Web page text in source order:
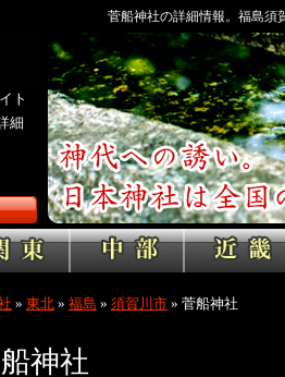
菅船神社の詳細情報。福島須
ト
細
» 東北 » 福島 » 須賀川市 » 菅船神社
神社